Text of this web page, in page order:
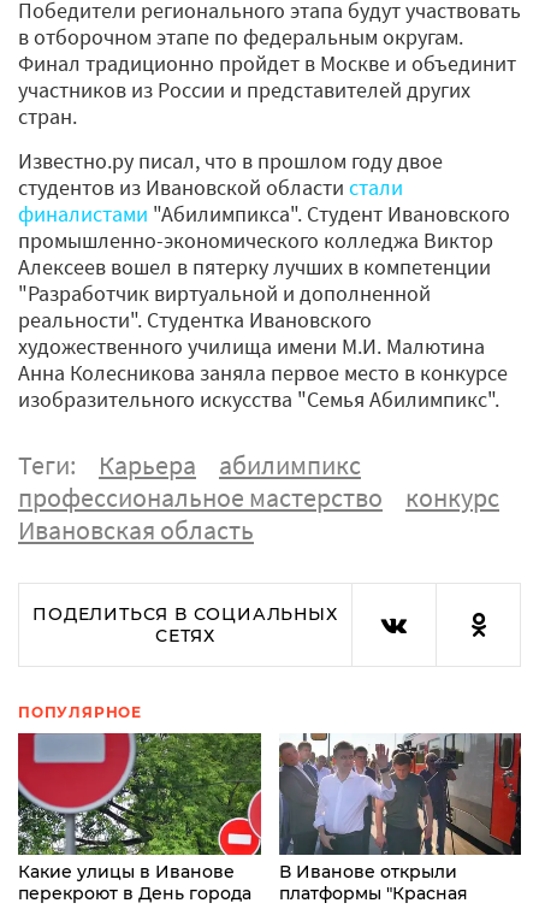
Победители регионального этапа будут участвовать
в отборочном этапе по федеральным округам.
Финал традиционно пройдет в Москве и объединит
участников из России и представителей других
стран.
Известно.ру писал, что в прошлом году двое
студентов из Ивановской области стали
финалистами "Абилимпикса". Студент Ивановского
промышленно-экономического колледжа Виктор
Алексеев вошел в пятерку лучших в компетенции
"Разработчик виртуальной и дополненной
реальности". Студентка Ивановского
художественного училища имени М.И. Малютина
Анна Колесникова заняла первое место в конкурсе
изобразительного искусства "Семья Абилимпикс".
Теги: Карьера
абилимпикс
профессиональное мастерство
конкурс
Ивановская область
ПОДЕЛИТЬСЯ В СОЦИАЛЬНЫХ
СЕТЯХ
ПОПУЛЯРНОЕ
Какие улицы в Иванове
перекроют в День города
В Иванове открыли
платформы "Красная